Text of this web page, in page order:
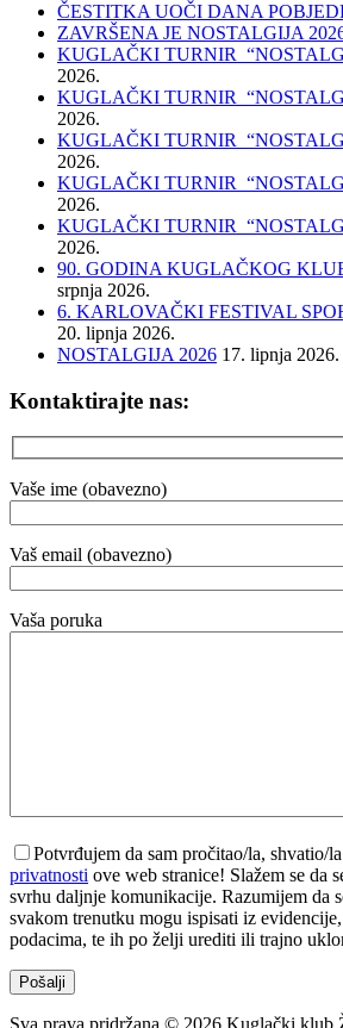
ČESTITKA UOČI DANA
ZAVRŠENA JE NOSTALGIJA
KUGLAČKI TURNIR
2026.
KUGLAČKI TURNIR
2026.
KUGLAČKI TURNIR
2026.
KUGLAČKI TURNIR
2026.
KUGLAČKI TURNIR
2026.
90. GODINA KUGLAČKOG
srpnja 2026.
6. KARLOVAČKI FESTIVAL
20. lipnja 2026.
NOSTALGIJA 2026 17. lipnja 2026.
Kontaktirajte nas:
Vaše ime (obavezno)
Vaš email (obavezno)
Vaša poruka
Potvrđujem da sam pročitao/la, shvatio/
privatnosti ove web stranice! Slažem se da
svrhu daljnje komunikacije. Razumijem da
svakom trenutku mogu ispisati iz
podacima, te ih po želji urediti ili trajno
Sva prava pridržana © 2026 Kuglački klub